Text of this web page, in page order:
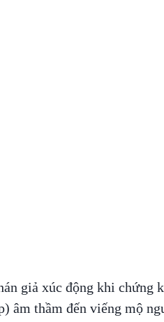
giả xúc động khi chứng
âm thầm đến viếng mộ